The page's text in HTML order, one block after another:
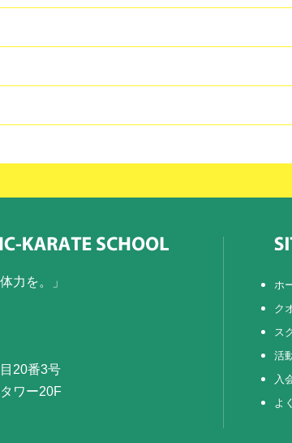
力を。」
20番3号
ワー20F
ホ
ク
ス
活
入
よ